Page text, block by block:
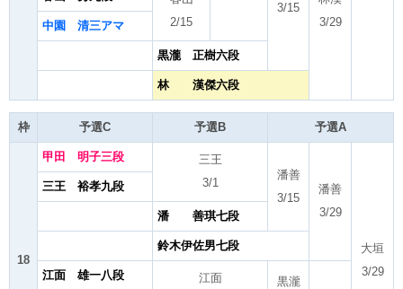
3/15
3/29
2/15
中園 清三アマ
黒瀧 正樹六段
林 漢傑六段
枠 予選C 予選B 予選A
18
甲田 明子三段
三王
3/1
潘善
3/15
潘善
3/29
大垣
3/29
三王 裕孝九段
潘 善琪七段
鈴木伊佐男七段
江面 雄一八段
江面
黒瀧